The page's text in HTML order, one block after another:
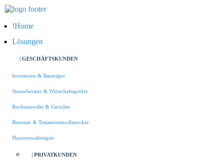
Home
Lösungen
| GESCHÄFTSKUNDEN
Investoren & Bauträger
Steuerberater & Wirtschaftsprüfer
Rechtsanwälte & Gerichte
Betreuer & Testamentsvollstrecker
Hausverwaltungen
| PRIVATKUNDEN